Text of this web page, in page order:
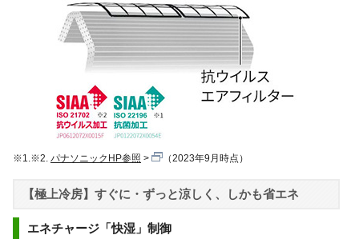
※1.※2. パナソニックHP参照 （2023年9月時点）
【極上冷房】すぐに・ずっと涼しく、しかも省エネ
エネチャージ「快湿」制御